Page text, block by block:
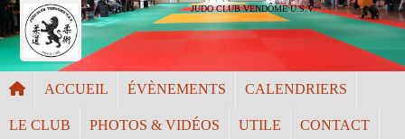
JUDO CLUB VENDÔME U.S.V.
ACCUEIL ÉVÈNEMENTS CALENDRIERS
LE CLUB PHOTOS & VIDÉOS UTILE CONTACT
Panneau de gestion des cookies